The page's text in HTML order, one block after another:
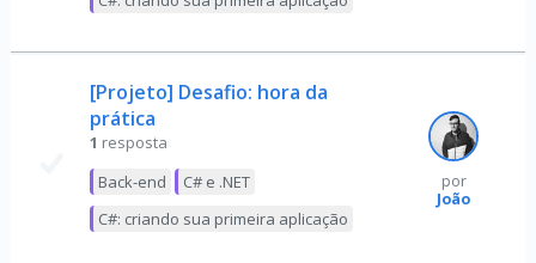
[Projeto] Desafio: hora da
prática
1 resposta
Back-end
C# e .NET
C#: criando sua primeira aplicação
por
João